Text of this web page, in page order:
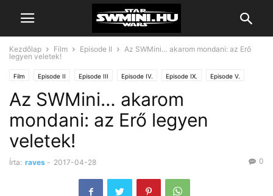
Kezdőlap Film Episode II
Az SWMini… akarom mondani: az Erő
legyen veletek!
Film Episode II Episode III Episode IV. Episode IX. Episode V.
Episode VI. Rogue One
Az SWMini… akarom
mondani: az Erő legyen
veletek!
Írta: raves - 2017-04-28 0